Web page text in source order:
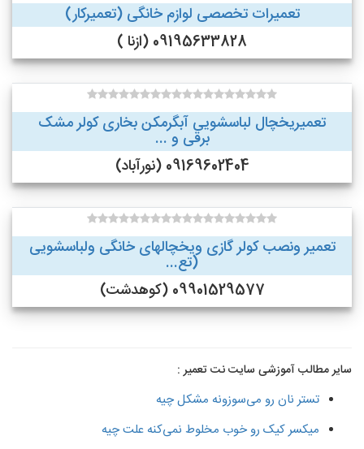
تعمیرات تخصصی لوازم خانگی (تعمیرکار)
09195633828 (ازنا )
تعمیریخچال لباسشویی آبگرمکن بخاری کولر مشک
برقی و ...
09169602404 (نورآباد)
تعمیر ونصب کولر گازی ویخچالهای خانگی ولباسشویی
(تع...
09901529577 (کوهدشت)
سایر مطالب آموزشی سایت نت تعمیر :
تستر نان رو می‌سوزونه مشکل چیه
میکسر کیک رو خوب مخلوط نمی‌کنه علت چیه